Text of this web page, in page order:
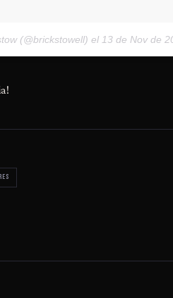
(@brickstowell) el 13 de Nov de